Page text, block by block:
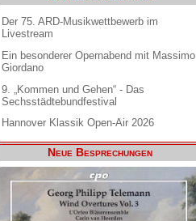
Der 75. ARD-Musikwettbewerb im
Livestream
Ein besonderer Opernabend mit Massimo
Giordano
9. „Kommen und Gehen“ - Das
Sechsstädtebundfestival
Hannover Klassik Open-Air 2026
Neue Besprechungen